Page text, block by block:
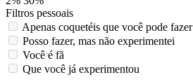
Filtros pessoais
Apenas coquetéis que você pode fazer
Posso fazer, mas não experimentei
Você é fã
Que você já experimentou